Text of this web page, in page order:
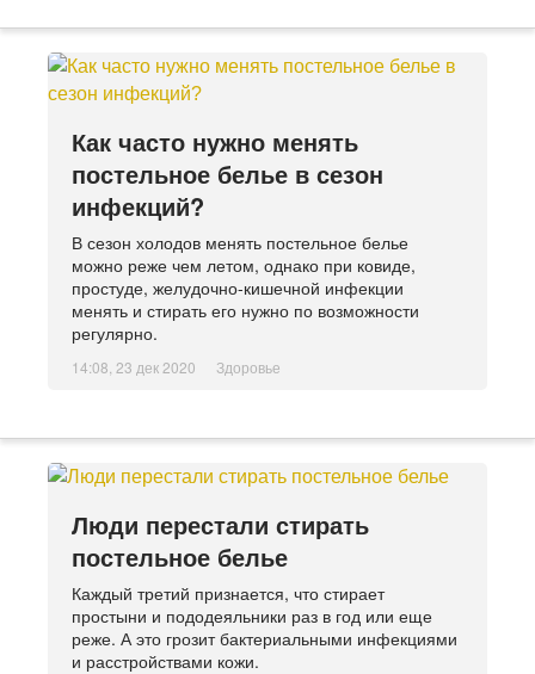
Как часто нужно менять
постельное белье в сезон
инфекций?
В сезон холодов менять постельное белье
можно реже чем летом, однако при ковиде,
простуде, желудочно-кишечной инфекции
менять и стирать его нужно по возможности
регулярно.
14:08, 23 дек 2020 Здоровье
Люди перестали стирать
постельное белье
Каждый третий признается, что стирает
простыни и пододеяльники раз в год или еще
реже. А это грозит бактериальными инфекциями
и расстройствами кожи.